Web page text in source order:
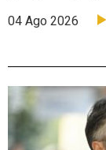
04 Ago 2026